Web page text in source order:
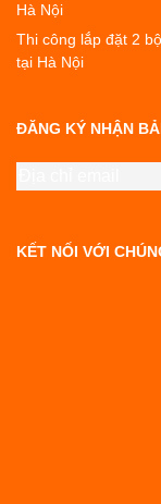
Hà Nội
Thi công lắp đặt 2
tại Hà Nội
ĐĂNG KÝ NHẬN
KẾT NỐI VỚI